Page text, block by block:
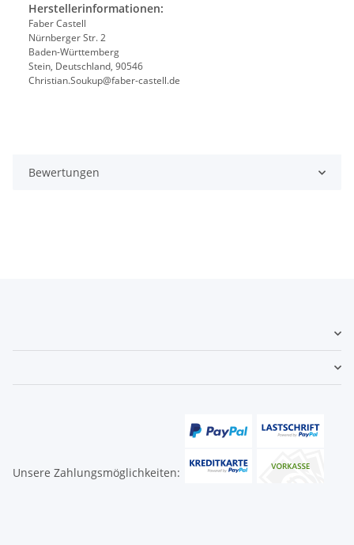
Herstellerinformationen:
Faber Castell
Nürnberger Str. 2
Baden-Württemberg
Stein, Deutschland, 90546
Christian.Soukup@faber-castell.de
Bewertungen
Unsere Zahlungsmöglichkeiten: